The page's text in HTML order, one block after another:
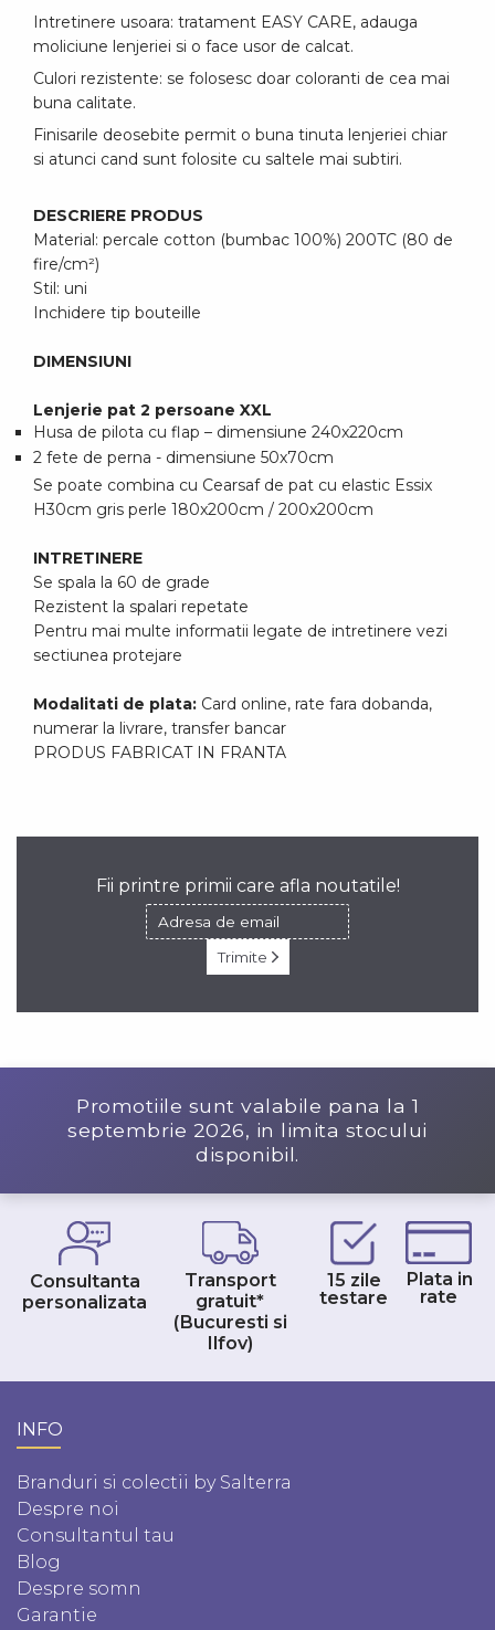
Intretinere usoara: tratament EASY CARE, adauga
moliciune lenjeriei si o face usor de calcat.
Culori rezistente: se folosesc doar coloranti de cea mai
buna calitate.
Finisarile deosebite permit o buna tinuta lenjeriei chiar
si atunci cand sunt folosite cu saltele mai subtiri.
DESCRIERE PRODUS
Material: percale cotton (bumbac 100%) 200TC (80 de
fire/cm²)
Stil: uni
Inchidere tip bouteille
DIMENSIUNI
Lenjerie pat 2 persoane XXL
Husa de pilota cu flap – dimensiune 240x220cm
2 fete de perna - dimensiune 50x70cm
Se poate combina cu Cearsaf de pat cu elastic Essix
H30cm gris perle 180x200cm / 200x200cm
INTRETINERE
Se spala la 60 de grade
Rezistent la spalari repetate
Pentru mai multe informatii legate de intretinere vezi
sectiunea protejare
Modalitati de plata: Card online, rate fara dobanda,
numerar la livrare, transfer bancar
PRODUS FABRICAT IN FRANTA
Fii printre primii care afla noutatile!
Trimite
Promotiile sunt valabile pana la 1
septembrie 2026, in limita stocului
disponibil.
Consultanta
personalizata
Transport
gratuit*
(Bucuresti si
Ilfov)
15 zile
testare
Plata in
rate
INFO
Branduri si colectii by Salterra
Despre noi
Consultantul tau
Blog
Despre somn
Garantie